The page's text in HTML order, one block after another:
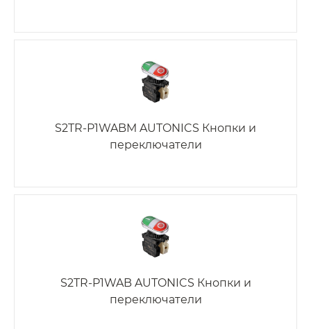
S2TR-P1WABM AUTONICS Кнопки и
переключатели
S2TR-P1WAB AUTONICS Кнопки и
переключатели